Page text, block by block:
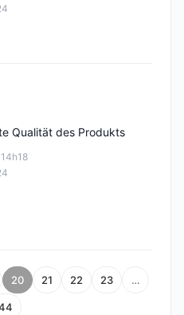
Qualität des Produkts
20 21 22 23 …